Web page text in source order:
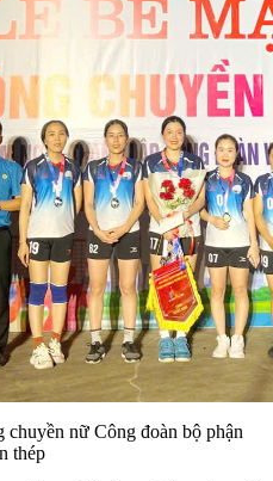
nữ Công đoàn bộ phận
thép